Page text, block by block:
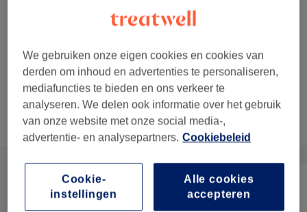
Acrylic New Set with Nail Art
Laat meer resultaten zien...
Niet wat je zocht?
Alle behandelingen
We gebruiken onze eigen cookies en cookies van
derden om inhoud en advertenties te personaliseren,
mediafuncties te bieden en ons verkeer te
analyseren. We delen ook informatie over het gebruik
van onze website met onze social media-,
advertentie- en analysepartners. Cookiebeleid
Alle cookies
accepteren
Cookie-
instellingen